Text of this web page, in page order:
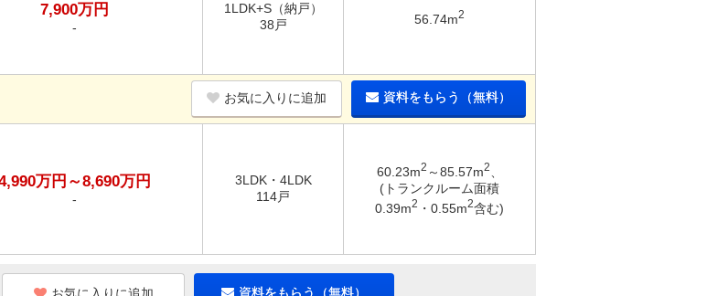
7,900万円
-
1LDK+S（納戸）
38戸
56.74m2
お気に入りに追加 資料をもらう（無料）
万円～8,690万円
-
3LDK・4LDK
114戸
60.23m2 ～85.57m2
(トランクルーム面積
0.39m2 ・0.55m2含む)
資料をもらう（無料）